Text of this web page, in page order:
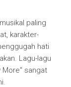
paling
karakter-
hati
Lagu-lagu
More” sangat